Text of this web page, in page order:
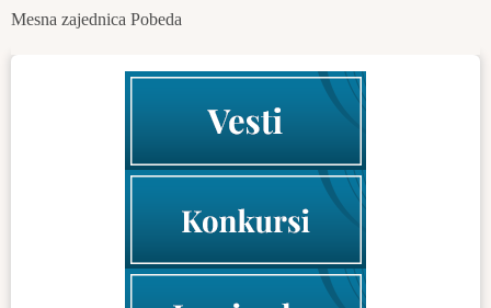
Mesna zajednica Pobeda